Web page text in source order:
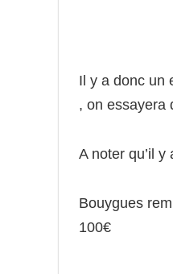
Il y a donc un
, on essayera
A noter qu’il
Bouygues
100€